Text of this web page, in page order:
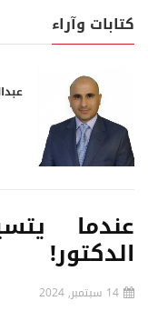
كتابات وآراء
عندما
الدكتور!
14 سبتمبر, 2024